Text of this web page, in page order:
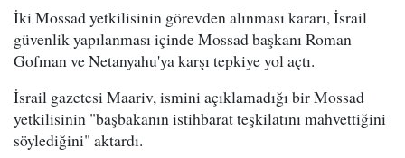
İki Mossad yetkilisinin görevden alınması kararı, İsrail
güvenlik yapılanması içinde Mossad başkanı Roman
Gofman ve Netanyahu'ya karşı tepkiye yol açtı.
İsrail gazetesi Maariv, ismini açıklamadığı bir Mossad
yetkilisinin "başbakanın istihbarat teşkilatını mahvettiğini
söylediğini" aktardı.